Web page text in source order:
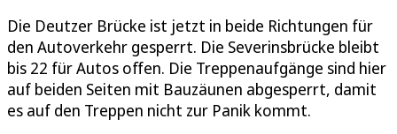
Die Deutzer Brücke ist jetzt in beide Richtungen für
den Autoverkehr gesperrt. Die Severinsbrücke bleibt
bis 22 für Autos offen. Die Treppenaufgänge sind hier
auf beiden Seiten mit Bauzäunen abgesperrt, damit
es auf den Treppen nicht zur Panik kommt.